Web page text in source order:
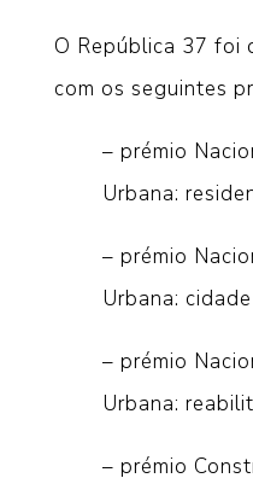
O República 37 foi
com os seguintes
– prémio
Urbana:
– prémio
Urbana:
– prémio
Urbana:
– prémio